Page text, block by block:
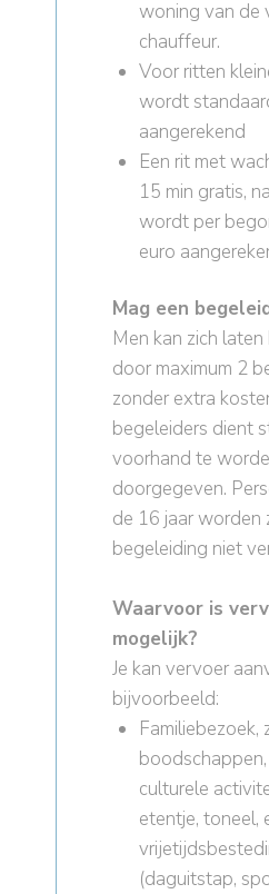
woning van de
chauffeur.
Voor ritten
wordt
aangerekend
Een rit met
15 min gratis,
wordt per
euro
Mag een
Men kan zich
door maximum 2
zonder extra
begeleiders dient
voorhand te
doorgegeven.
de 16 jaar worden
begeleiding niet
Waarvoor is
mogelijk?
Je kan vervoer
bijvoorbeeld:
Familiebezoek,
culturele
etentje, toneel,
(daguitstap,